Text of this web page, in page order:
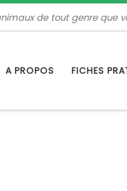
de tout genre que
A PROPOS FICHES